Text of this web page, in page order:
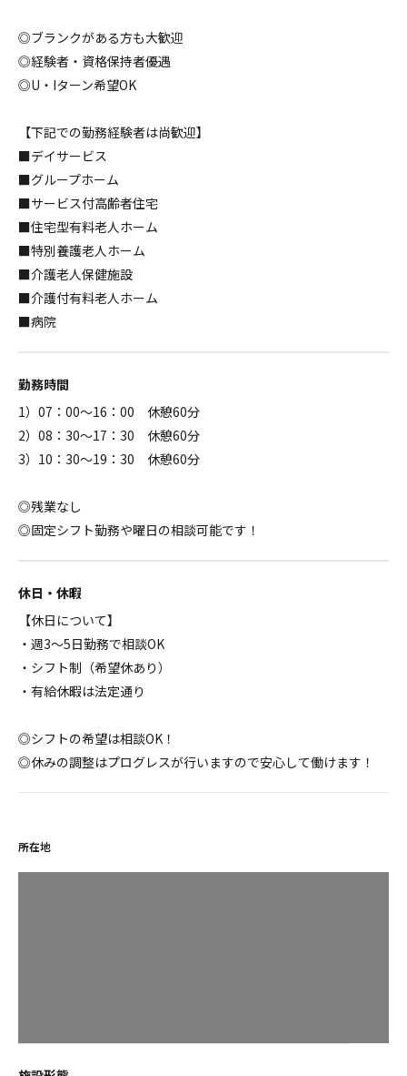
◎ブランクがある方も大歓迎
◎経験者・資格保持者優遇
◎U・Iターン希望OK
【下記での勤務経験者は尚歓迎】
■デイサービス
■グループホーム
■サービス付高齢者住宅
■住宅型有料老人ホーム
■特別養護老人ホーム
■介護老人保健施設
■介護付有料老人ホーム
■病院
勤務時間
1）07：00～16：00 休憩60分
2）08：30～17：30 休憩60分
3）10：30～19：30 休憩60分
◎残業なし
◎固定シフト勤務や曜日の相談可能です！
休日・休暇
【休日について】
・週3～5日勤務で相談OK
・シフト制（希望休あり）
・有給休暇は法定通り
◎シフトの希望は相談OK！
◎休みの調整はプログレスが行いますので安心して働けます！
所在地